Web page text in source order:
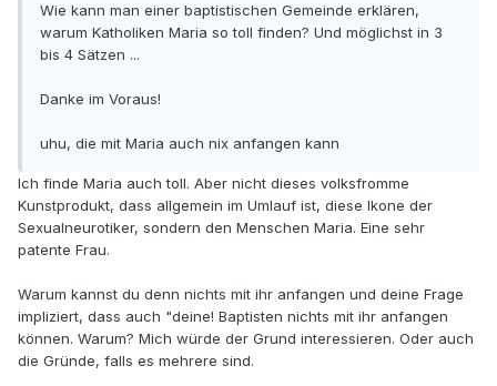
Wie kann man einer baptistischen Gemeinde erklären,
warum Katholiken Maria so toll finden? Und möglichst in 3
bis 4 Sätzen ...
Danke im Voraus!
uhu, die mit Maria auch nix anfangen kann
Ich finde Maria auch toll. Aber nicht dieses volksfromme
Kunstprodukt, dass allgemein im Umlauf ist, diese Ikone der
Sexualneurotiker, sondern den Menschen Maria. Eine sehr
patente Frau.
Warum kannst du denn nichts mit ihr anfangen und deine Frage
impliziert, dass auch "deine! Baptisten nichts mit ihr anfangen
können. Warum? Mich würde der Grund interessieren. Oder auch
die Gründe, falls es mehrere sind.